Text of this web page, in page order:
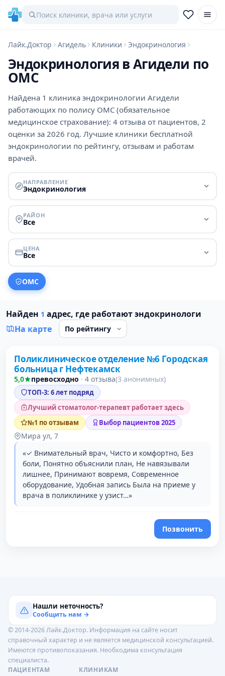
Лайк.Доктор Агидель Клиники Эндокринология
Эндокринология в Агидели по
ОМС
Найдена 1 клиника эндокринологии Агидели
работающих по полису ОМС (обязательное
медицинское страхование): 4 отзыва от пациентов, 2
оценки за 2026 год. Лучшие клиники бесплатной
эндокринологии по рейтингу, отзывам и работам
врачей.
НАПРАВЛЕНИЕ
Эндокринология
РАЙОН
Все
ЦЕНА
Все
ОМС
Найден 1 адрес, где работают эндокринологи
На карте
1 место в рейтинге
Поликлиническое отделение №6 Городская
больница г Нефтекамск
5,0 превосходно · 4 отзыва(3 анонимных)
ТОП-3: 6 лет подряд
Лучший стоматолог-терапевт работает здесь
№1 по отзывам
Выбор пациентов 2025
Мира ул, 7
«✓ Внимательный врач, Чисто и комфортно, Без
боли, Понятно объяснили план, Не навязывали
лишнее, Принимают вовремя, Современное
оборудование, Удобная запись Была на приеме у
врача в поликлинике у узист…»
Позвонить
Нашли неточность?
Сообщить нам →
© 2014-2026 Лайк.Доктор. Информация на сайте носит
справочный характер и не является медицинской консультацией.
Имеются противопоказания. Необходима консультация
специалиста.
ПАЦИЕНТАМ
КЛИНИКАМ